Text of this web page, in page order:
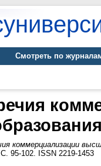
Смотреть по
коммерциализации
С. 95-102. ISSN 2219-1453